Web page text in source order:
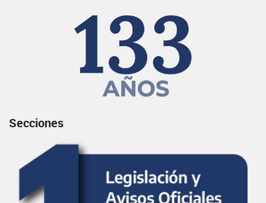
Secciones